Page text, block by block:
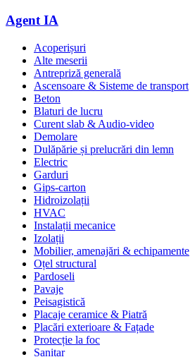
Agent IA
Acoperișuri
Alte meserii
Antrepriză generală
Ascensoare & Sisteme de transport
Beton
Blaturi de lucru
Curent slab & Audio-video
Demolare
Dulăpărie și prelucrări din lemn
Electric
Garduri
Gips-carton
Hidroizolații
HVAC
Instalații mecanice
Izolații
Mobilier, amenajări & echipamente
Oțel structural
Pardoseli
Pavaje
Peisagistică
Placaje ceramice & Piatră
Placări exterioare & Fațade
Protecție la foc
Sanitar